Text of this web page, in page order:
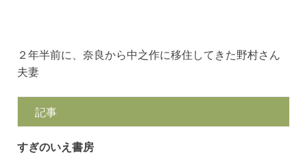
２年半前に、奈良から中之作に移住してきた野村さん
夫妻
記事
すぎのいえ書房